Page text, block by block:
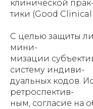
клинической прак-
тики (Good Clinical
С целью защиты
мини-
мизации
систему индиви-
дуальных кодов.
ретроспектив-
ным, согласие на